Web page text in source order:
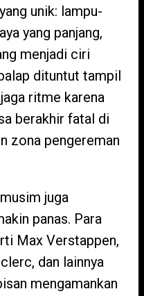
unik: lampu-
yang panjang,
menjadi ciri
dituntut tampil
ritme karena
berakhir fatal di
zona pengereman
juga
panas. Para
Max Verstappen,
dan lainnya
mengamankan